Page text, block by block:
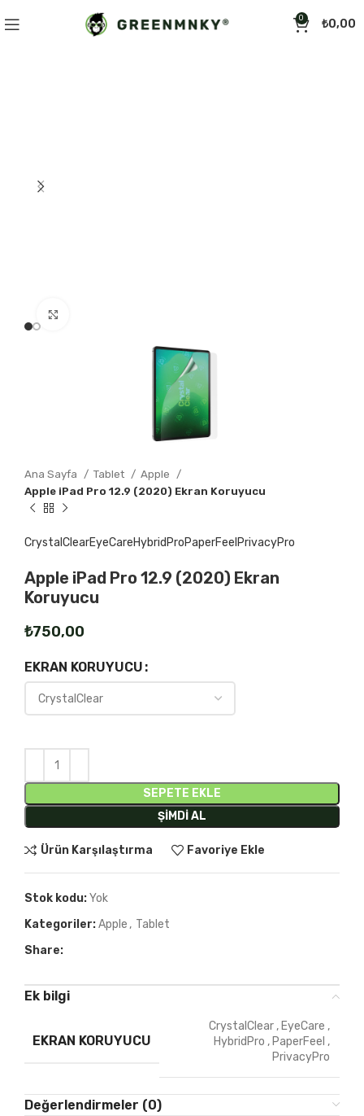
0 ₺0,00
Ana Sayfa Tablet
Apple
Apple iPad Pro 12.9 (2020) Ekran Koruyucu
CrystalClearEyeCareHybridProPaperFeel PrivacyPro
Apple iPad Pro 12.9 (2020) Ekran
Koruyucu
₺
EKRAN KORUYUCU
SEPETE EKLE
ŞIMDI AL
Ürün Karşılaştırma Favoriye Ekle
Stok kodu:Yok
Kategoriler:Apple , Tablet
Share:
Ek bilgi
EKRAN KORUYUCU
CrystalClear , EyeCare ,
HybridPro , PaperFeel ,
PrivacyPro
Değerlendirmeler (0)